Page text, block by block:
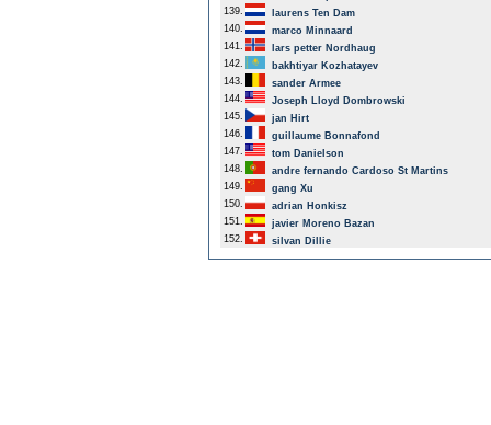
139.
laurens Ten Dam
140.
marco Minnaard
141.
lars petter Nordhaug
142.
bakhtiyar Kozhatayev
143.
sander Armee
144.
Joseph Lloyd Dombrowski
145.
jan Hirt
146.
guillaume Bonnafond
147.
tom Danielson
148.
andre fernando Cardoso St Martins
149.
gang Xu
150.
adrian Honkisz
151.
javier Moreno Bazan
152.
silvan Dillie